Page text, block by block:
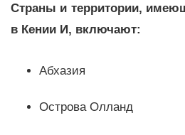
Страны и территории,
в Кении И, включают:
Абхазия
Острова Олланд